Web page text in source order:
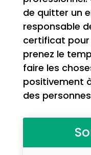
de quitter un
responsable
certificat
prenez le
faire les
positivement
des